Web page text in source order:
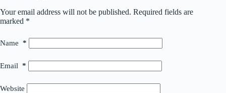
Your email address will not be published. Required fields are
marked *
Name *
Email *
Website